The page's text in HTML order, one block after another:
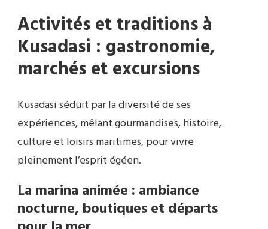
Activités et traditions à
Kusadasi : gastronomie,
marchés et excursions
Kusadasi séduit par la diversité de ses
expériences, mêlant gourmandises, histoire,
culture et loisirs maritimes, pour vivre
pleinement l’esprit égéen.
La marina animée : ambiance
nocturne, boutiques et départs